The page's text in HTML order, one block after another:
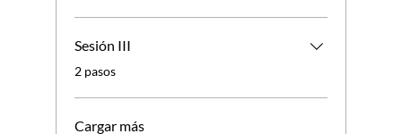
Sesión III
.2 pasos
Cargar más